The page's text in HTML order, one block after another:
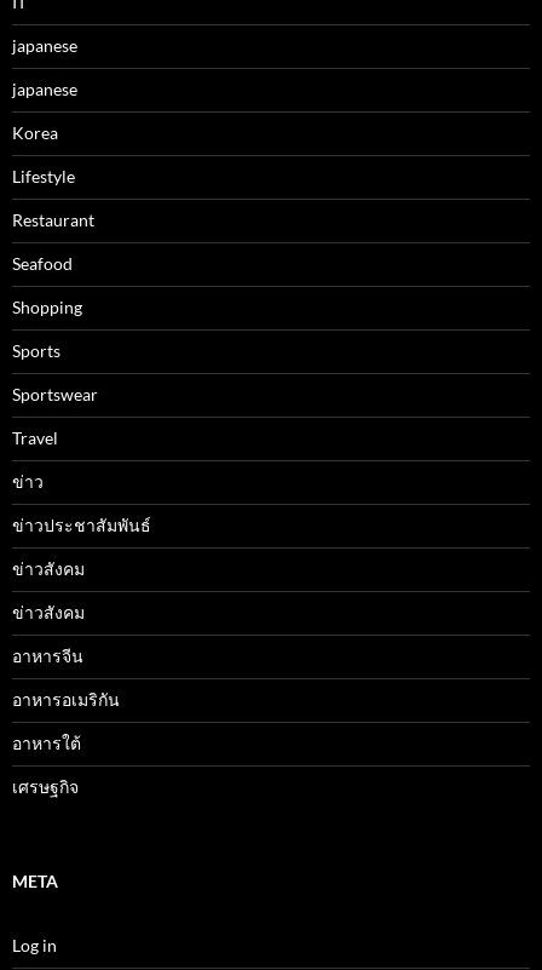
japanese
japanese
Korea
Lifestyle
Restaurant
Seafood
Shopping
Sports
Sportswear
Travel
ข่าว
ข่าวประชาสัมพันธ์
ข่าวสังคม
ข่าวสังคม
อาหารจีน
อาหารอเมริกัน
อาหารใต้
เศรษฐกิจ
META
Log in